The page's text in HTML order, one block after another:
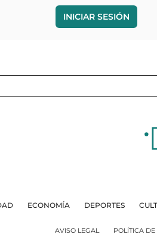
INICIAR SESIÓN
ECONOMÍA DEPORTES
AVISO LEGAL POLÍTICA